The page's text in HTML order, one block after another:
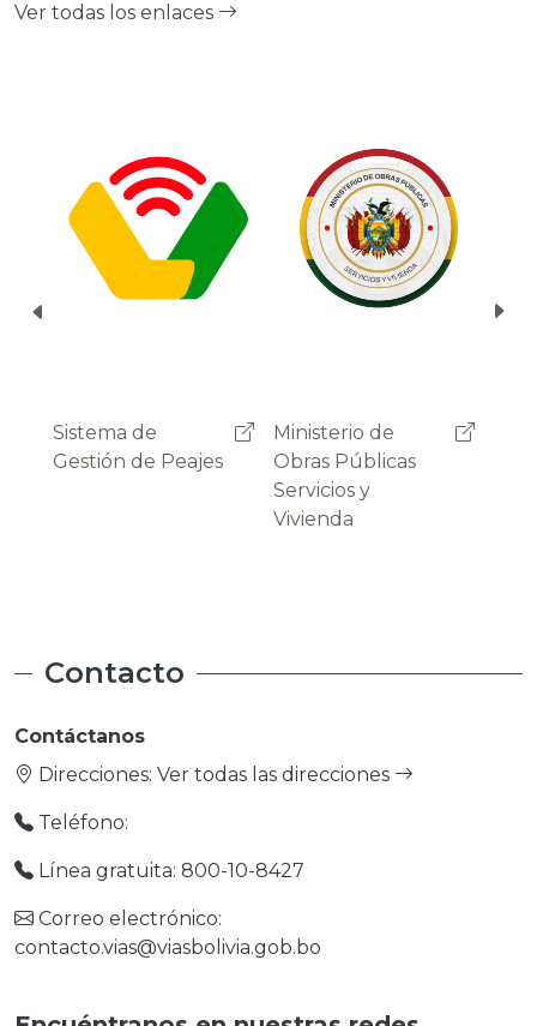
usuario.
Ver todas los enlaces
Ministerio de
Obras Públicas
Administradora
Boliviana de
Carreteras
Contacto
Contáctanos
Direcciones: Ver todas las direcciones
Teléfono:
Línea gratuita: 800-10-8427
Correo electrónico:
contacto.vias@viasbolivia.gob.bo